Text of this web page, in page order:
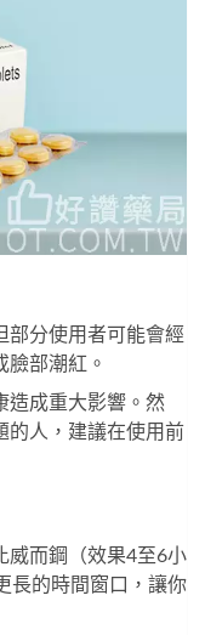
部分使用者可能會經
臉部潮紅。
造成重大影響。然
的人，建議在使用前
威而鋼（效果4至6小
長的時間窗口，讓你